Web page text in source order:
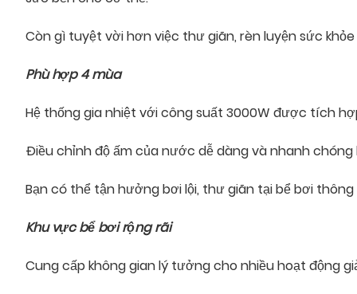
Còn gì tuyệt vời hơn việc thư giãn, rèn luyện sức
Phù hợp 4 mùa
Hệ thống gia nhiệt với công suất 3000W được tích
Điều chỉnh độ ấm của nước dễ dàng và nhanh
Bạn có thể tận hưởng bơi lội, thư giãn tại bể bơi
Khu vực bể bơi rộng rãi
Cung cấp không gian lý tưởng cho nhiều hoạt động